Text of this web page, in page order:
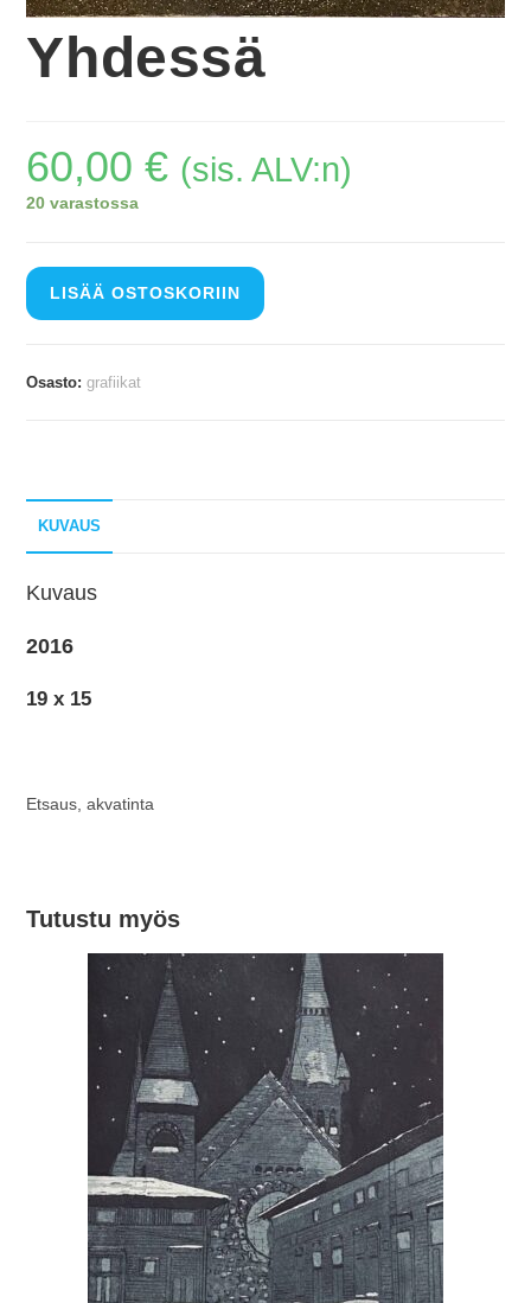
Yhdessä
60,00€ (sis. ALV:n)
20 varastossa
LISÄÄ OSTOSKORIIN
Osasto:grafiikat
KUVAUS
Kuvaus
2016
19 x 15
Etsaus, akvatinta
Tutustu myös